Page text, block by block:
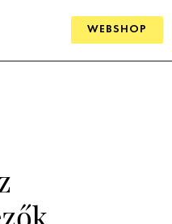
WEBSHOP